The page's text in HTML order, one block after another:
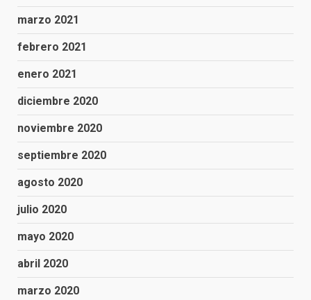
marzo 2021
febrero 2021
enero 2021
diciembre 2020
noviembre 2020
septiembre 2020
agosto 2020
julio 2020
mayo 2020
abril 2020
marzo 2020